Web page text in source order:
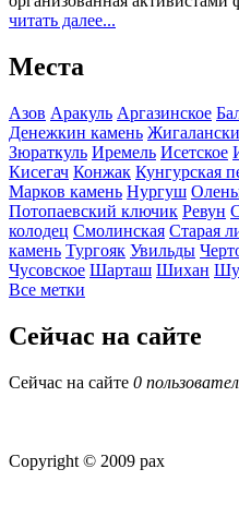
читать далее...
Места
Азов Аракуль Аргазинское
Денежкин камень
Зюраткуль Иремель Исетское
Кисегач Конжак Кунгурская
Марков камень Нургуш
Потопаевский ключик Ревун
колодец Смолинская Старая
камень Тургояк Увильды
Чусовское Шарташ Шихан
Все метки
Сейчас на сайте
Сейчас на сайте 0
Copyright © 2009 pax